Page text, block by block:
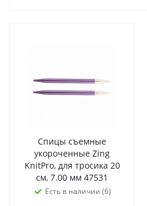
Спицы съемные
укороченные Zing
KnitPro, для тросика 20
см, 7.00 мм 47531
Есть в наличии (6)